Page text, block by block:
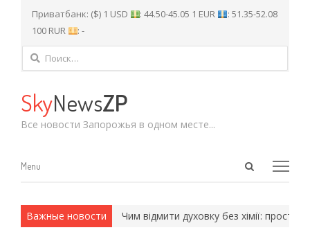
Приватбанк: ($) 1 USD : 44.50-45.05 1 EUR
: 51.35-52.08
100 RUR
: -
Найти:
SkyNewsZP
Все новости Запорожья в одном месте...
Open
Menu
Menu
Важные новости
армейские методы. Чим відмити духовку без хімії: прості